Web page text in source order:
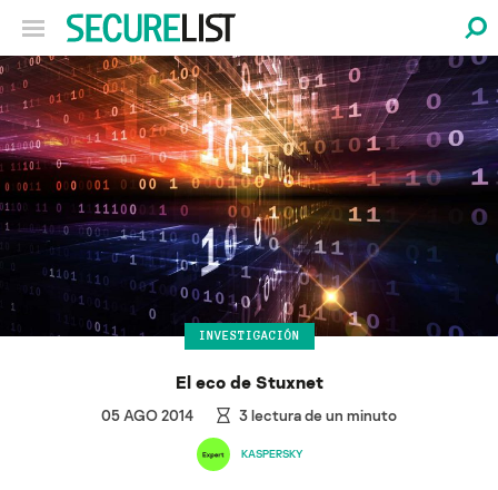
INVESTIGACIÓN
El eco de Stuxnet
05 AGO 2014 3lectura de un minuto
KASPERSKY